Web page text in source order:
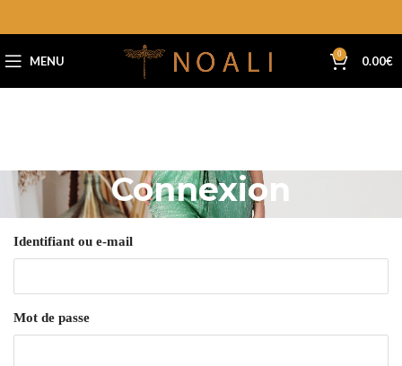
MENU 0 0.00€
Connexion
Identifiant ou e-mail
Mot de passe